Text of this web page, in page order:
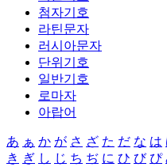
첨자기호
라틴문자
러시아문자
단위기호
일반기호
로마자
아랍어
あ ぁ か が さ ざ た だ な は
き ぎ し じ ち ぢ に ひ び ぴ